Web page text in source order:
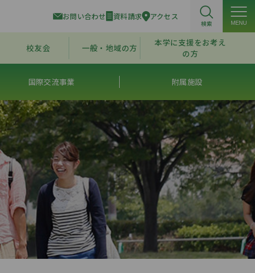
お問い合わせ 資料請求 アクセス
検索 MENU
校友会 一般・地域の方
本学に支援をお考え
の方
国際交流事業 附属施設